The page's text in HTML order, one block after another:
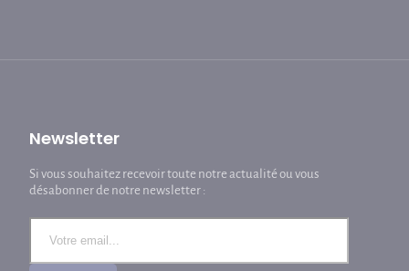
Newsletter
Si vous souhaitez recevoir toute notre actualité ou vous
désabonner de notre newsletter :